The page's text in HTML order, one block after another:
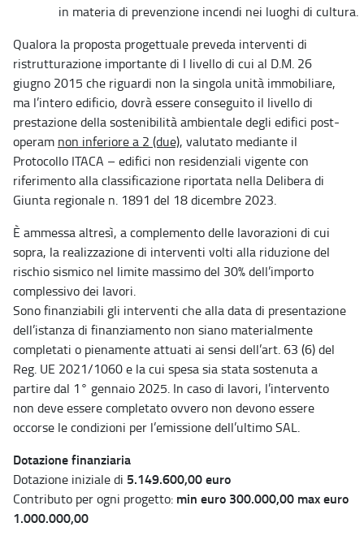
in materia di prevenzione incendi nei luoghi di cultura.
Qualora la proposta progettuale preveda interventi di
ristrutturazione importante di I livello di cui al D.M. 26
giugno 2015 che riguardi non la singola unità immobiliare,
ma l’intero edificio, dovrà essere conseguito il livello di
prestazione della sostenibilità ambientale degli edifici post-
operam non inferiore a 2 (due), valutato mediante il
Protocollo ITACA – edifici non residenziali vigente con
riferimento alla classificazione riportata nella Delibera di
Giunta regionale n. 1891 del 18 dicembre 2023.
È ammessa altresì, a complemento delle lavorazioni di cui
sopra, la realizzazione di interventi volti alla riduzione del
rischio sismico nel limite massimo del 30% dell’importo
complessivo dei lavori.
Sono finanziabili gli interventi che alla data di presentazione
dell’istanza di finanziamento non siano materialmente
completati o pienamente attuati ai sensi dell’art. 63 (6) del
Reg. UE 2021/1060 e la cui spesa sia stata sostenuta a
partire dal 1° gennaio 2025. In caso di lavori, l’intervento
non deve essere completato ovvero non devono essere
occorse le condizioni per l’emissione dell’ultimo SAL.
Dotazione finanziaria
Dotazione iniziale di 5.149.600,00 euro
Contributo per ogni progetto: min euro 300.000,00 max euro
1.000.000,00